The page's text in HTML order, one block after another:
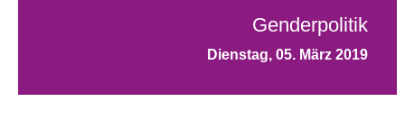
Genderpolitik
Dienstag, 05. März 2019